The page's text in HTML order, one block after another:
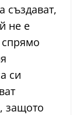
създават,
не е
спрямо
си
защото